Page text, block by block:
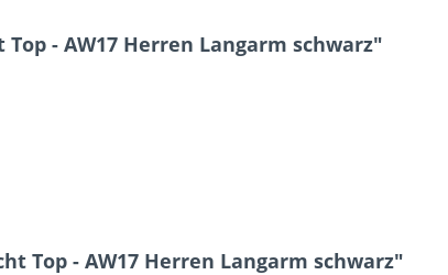
- AW17 Herren Langarm schwarz"
Top - AW17 Herren Langarm schwarz"